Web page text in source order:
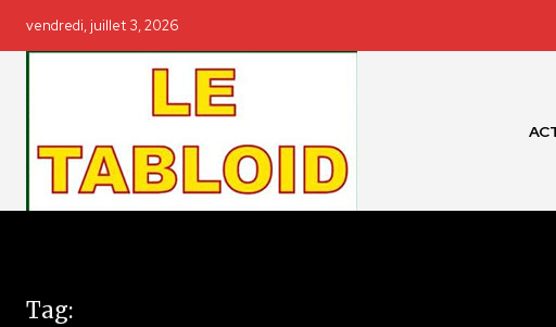
vendredi, juillet 3, 2026
Tag: